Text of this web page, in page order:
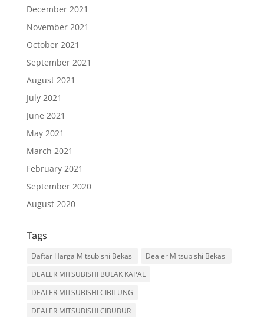
December 2021
November 2021
October 2021
September 2021
August 2021
July 2021
June 2021
May 2021
March 2021
February 2021
September 2020
August 2020
Tags
Daftar Harga Mitsubishi Bekasi
Dealer Mitsubishi Bekasi
DEALER MITSUBISHI BULAK KAPAL
DEALER MITSUBISHI CIBITUNG
DEALER MITSUBISHI CIBUBUR